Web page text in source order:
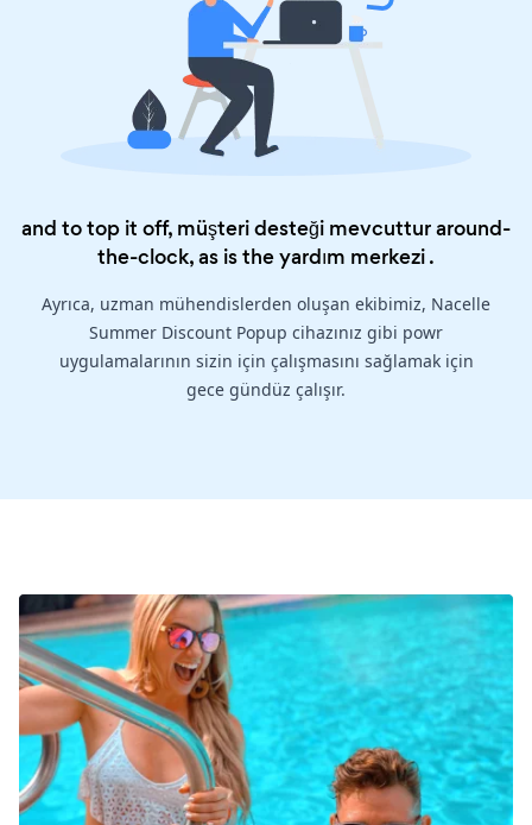
and to top it off, müşteri desteği mevcuttur around-
the-clock, as is theyardım merkezi.
Ayrıca, uzman mühendislerden oluşan ekibimiz, Nacelle
Summer Discount Popup cihazınız gibi powr
uygulamalarının sizin için çalışmasını sağlamak için
gece gündüz çalışır.